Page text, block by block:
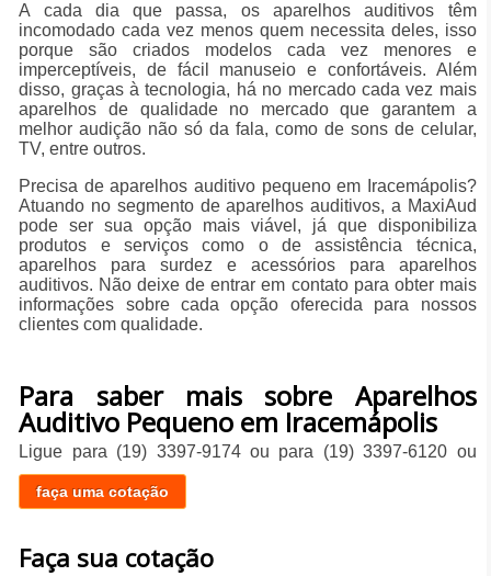
A cada dia que passa, os aparelhos auditivos têm
incomodado cada vez menos quem necessita deles, isso
porque são criados modelos cada vez menores e
imperceptíveis, de fácil manuseio e confortáveis. Além
disso, graças à tecnologia, há no mercado cada vez mais
aparelhos de qualidade no mercado que garantem a
melhor audição não só da fala, como de sons de celular,
TV, entre outros.
Precisa de aparelhos auditivo pequeno em Iracemápolis?
Atuando no segmento de aparelhos auditivos, a MaxiAud
pode ser sua opção mais viável, já que disponibiliza
produtos e serviços como o de assistência técnica,
aparelhos para surdez e acessórios para aparelhos
auditivos. Não deixe de entrar em contato para obter mais
informações sobre cada opção oferecida para nossos
clientes com qualidade.
Para saber mais sobre Aparelhos
Auditivo Pequeno em Iracemápolis
Ligue para (19) 3397-9174ou para (19) 3397-6120 ou
faça uma cotação
Faça sua cotação